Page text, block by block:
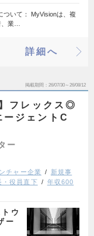
いて： MyVisionは、複
業…
詳細へ
掲載期間 26/07/30～26/08/12
フレックス◎
ジェントC
ー
チャー企業
新規事
・役員直下
年収600
ウ
ー